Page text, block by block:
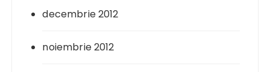
decembrie 2012
noiembrie 2012